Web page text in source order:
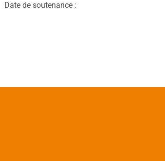
Date de soutenance :